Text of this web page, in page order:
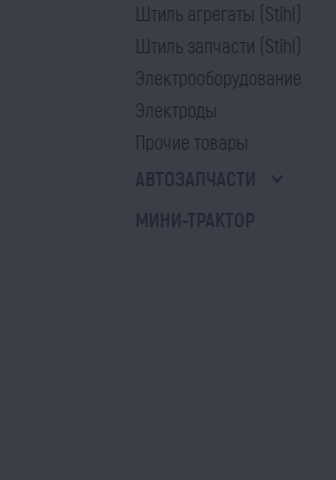
Штиль агрегаты (Stihl)
Штиль запчасти (Stihl)
Электрооборудование
Электроды
Прочие товары
АВТОЗАПЧАСТИ
МИНИ-ТРАКТОР